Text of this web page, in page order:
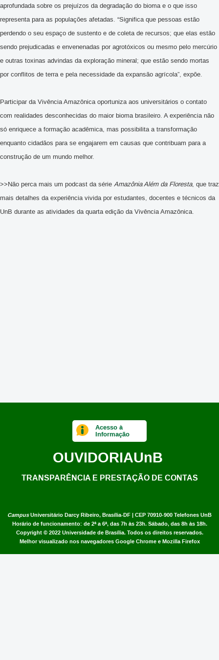
aprofundada sobre os prejuízos da degradação do bioma e o que isso
representa para as populações afetadas. “Significa que pessoas estão
perdendo o seu espaço de sustento e de coleta de recursos; que elas estão
sendo prejudicadas e envenenadas por agrotóxicos ou mesmo pelo mercúrio
e outras toxinas advindas da exploração mineral; que estão sendo mortas
por conflitos de terra e pela necessidade da expansão agrícola”, expõe.
Participar da Vivência Amazônica oportuniza aos universitários o contato
com realidades desconhecidas do maior bioma brasileiro. A experiência não
só enriquece a formação acadêmica, mas possibilita a transformação
enquanto cidadãos para se engajarem em causas que contribuam para a
construção de um mundo melhor.
>>Não perca mais um podcast da série Amazônia Além da Floresta, que traz
mais detalhes da experiência vivida por estudantes, docentes e técnicos da
UnB durante as atividades da quarta edição da Vivência Amazônica.
CampusUniversitário Darcy Ribeiro, Brasília-DF | CEP 70910-900 Telefones UnB
Horário de funcionamento: de 2ª a 6ª, das 7h às 23h. Sábado, das 8h às 18h.
Copyright © 2022 Universidade de Brasília. Todos os direitos reservados.
Melhor visualizado nos navegadores Google Chrome e Mozilla Firefox
Acesso à
Informação
OUVIDORIAUnB
TRANSPARÊNCIA E PRESTAÇÃO DE CONTAS